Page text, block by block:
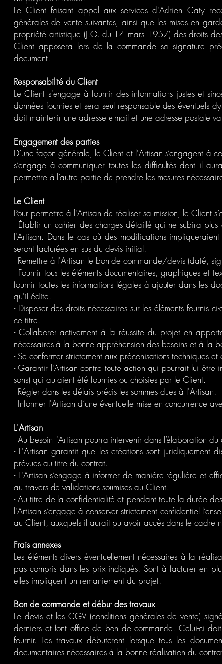
Le Client faisant appel aux services d'Adrien Caty
générales de vente suivantes, ainsi que les mises en
propriété artistique (J.O. du 14 mars 1957) des droits
Client apposera lors de la commande sa signature
document.
Responsabilité du Client
Le Client s'engage à fournir des informations justes et
données fournies et sera seul responsable des éventuels
doit maintenir une adresse e-mail et une adresse postale
Engagement des parties
D’une façon générale, le Client et l'Artisan s’engagent à
s’engage à communiquer toutes les difficultés dont il
permettre à l’autre partie de prendre les mesures
Le Client
Pour permettre à l'Artisan de réaliser sa mission, le Client
- Établir un cahier des charges détaillé qui ne subira
l'Artisan. Dans le cas où des modifications
seront facturées en sus du devis initial.
- Remettre à l'Artisan le bon de commande/devis (daté,
- Fournir tous les éléments documentaires, graphiques et
fournir toutes les informations légales à ajouter dans les
qu'il édite.
- Disposer des droits nécessaires sur les éléments fournis
ce titre.
- Collaborer activement à la réussite du projet en
nécessaires à la bonne appréhension des besoins et à la
- Se conformer strictement aux préconisations techniques
- Garantir l'Artisan contre toute action qui pourrait lui être
sons) qui auraient été fournies ou choisies par le Client.
- Régler dans les délais précis les sommes dues à l'Artisan.
- Informer l'Artisan d’une éventuelle mise en concurrence
L'Artisan
- Au besoin l'Artisan pourra intervenir dans l’élaboration
- L'Artisan garantit que les créations sont juridiquement
prévues au titre du contrat.
- L'Artisan s’engage à informer de manière régulière et
au travers de validations soumises au Client.
- Au titre de la confidentialité et pendant toute la durée
l'Artisan s’engage à conserver strictement confidentiel
au Client, auxquels il aurait pu avoir accès dans le cadre
Frais annexes
Les éléments divers éventuellement nécessaires à la
pas compris dans les prix indiqués. Sont à facturer en
elles impliquent un remaniement du projet.
Bon de commande et début des travaux
Le devis et les CGV (conditions générales de vente)
derniers et font office de bon de commande. Celui-ci
fournir. Les travaux débuteront lorsque tous les
documentaires nécessaires à la bonne réalisation du